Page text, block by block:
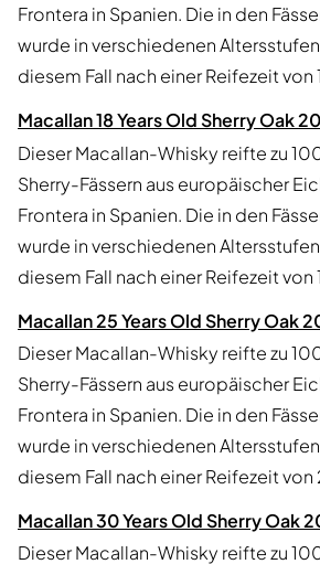
Frontera in Spanien. Die in den
wurde in verschiedenen
diesem Fall nach einer Reifezeit von
Macallan 18 Years Old Sherry Oak
Dieser Macallan-Whisky reifte zu
Sherry-Fässern aus europäischer
Frontera in Spanien. Die in den
wurde in verschiedenen
diesem Fall nach einer Reifezeit von
Macallan 25 Years Old Sherry Oak
Dieser Macallan-Whisky reifte zu
Sherry-Fässern aus europäischer
Frontera in Spanien. Die in den
wurde in verschiedenen
diesem Fall nach einer Reifezeit von
Macallan 30 Years Old Sherry Oak
Dieser Macallan-Whisky reifte zu